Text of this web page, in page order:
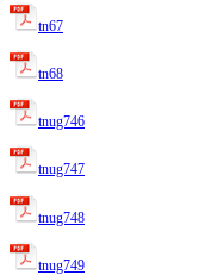
tn67
tn68
tnug746
tnug747
tnug748
tnug749